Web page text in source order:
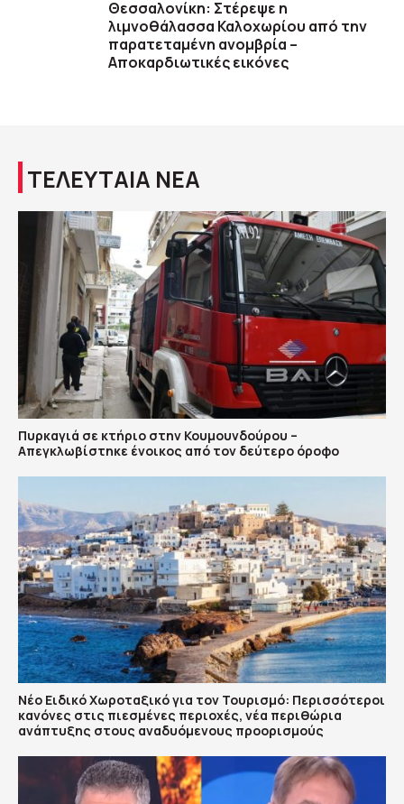
Θεσσαλονίκη: Στέρεψε η
λιμνοθάλασσα Καλοχωρίου από την
παρατεταμένη ανομβρία –
Αποκαρδιωτικές εικόνες
ΤΕΛΕΥΤΑΙΑ ΝΕΑ
Πυρκαγιά σε κτήριο στην Κουμουνδούρου –
Απεγκλωβίστηκε ένοικος από τον δεύτερο όροφο
Νέο Ειδικό Χωροταξικό για τον Τουρισμό: Περισσότεροι
κανόνες στις πιεσμένες περιοχές, νέα περιθώρια
ανάπτυξης στους αναδυόμενους προορισμούς